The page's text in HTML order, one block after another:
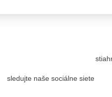
sledujte naše sociálne siete